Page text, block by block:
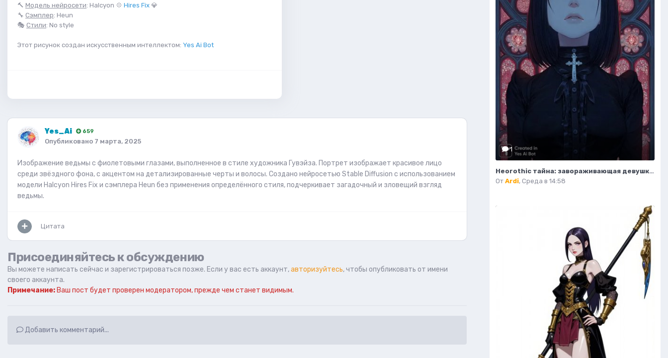
🔨 Модель нейросети: Halcyon 💠 Hires Fix 💎
🔧 Сэмплер: Heun
🎭 Стили: No style
Этот рисунок создан искусственным интеллектом: Yes Ai Bot
Yes_Ai 659
Опубликовано 7 марта, 2025
Изображение ведьмы с фиолетовыми глазами, выполненное в стиле художника Гувэйза. Портрет изображает красивое лицо
среди звёздного фона, с акцентом на детализированные черты и волосы. Создано нейросетью Stable Diffusion с использованием
модели Halcyon Hires Fix и сэмплера Heun без применения определённого стиля, подчеркивает загадочный и зловещий взгляд
ведьмы.
Цитата
Присоединяйтесь к обсуждению
Вы можете написать сейчас и зарегистрироваться позже. Если у вас есть аккаунт,авторизуйтесь, чтобы опубликовать от имени
своего аккаунта.
Примечание: Ваш пост будет проверен модератором, прежде чем станет видимым.
Добавить комментарий...
1
Неогothic тайна: завораживающая девушка в соборе под красным лунным светом. Генерация из нейросети Миджорни
От Ardi, Среда в 14:58